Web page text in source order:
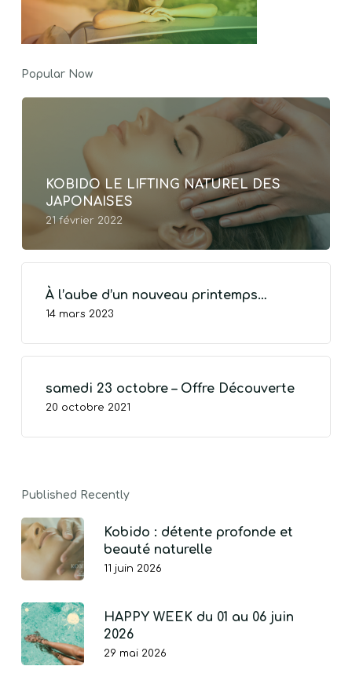
VOTRE PANIER EST VIDE.
Popular Now
KOBIDO LE LIFTING NATUREL DES
JAPONAISES
21 février 2022
À l’aube d’un nouveau printemps…
14 mars 2023
samedi 23 octobre – Offre Découverte
20 octobre 2021
Published Recently
Kobido : détente profonde et
beauté naturelle
11 juin 2026
HAPPY WEEK du 01 au 06 juin
2026
29 mai 2026